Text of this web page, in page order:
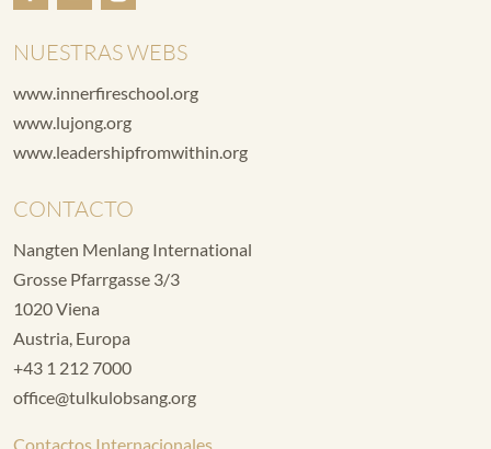
NUESTRAS WEBS
www.innerfireschool.org
www.lujong.org
www.leadershipfromwithin.org
CONTACTO
Nangten Menlang International
Grosse Pfarrgasse 3/3
1020 Viena
Austria, Europa
+43 1 212 7000
office@tulkulobsang.org
Contactos Internacionales